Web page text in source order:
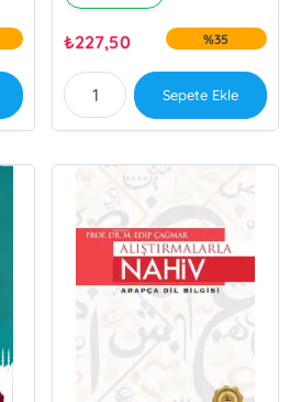
₺227,50 %35
Sepete Ekle